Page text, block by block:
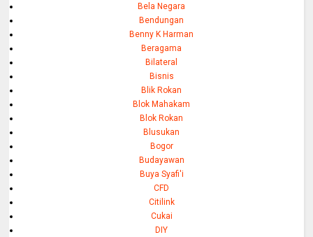
Bela Negara
Bendungan
Benny K Harman
Beragama
Bilateral
Bisnis
Blik Rokan
Blok Mahakam
Blok Rokan
Blusukan
Bogor
Budayawan
Buya Syafi'i
CFD
Citilink
Cukai
DIY